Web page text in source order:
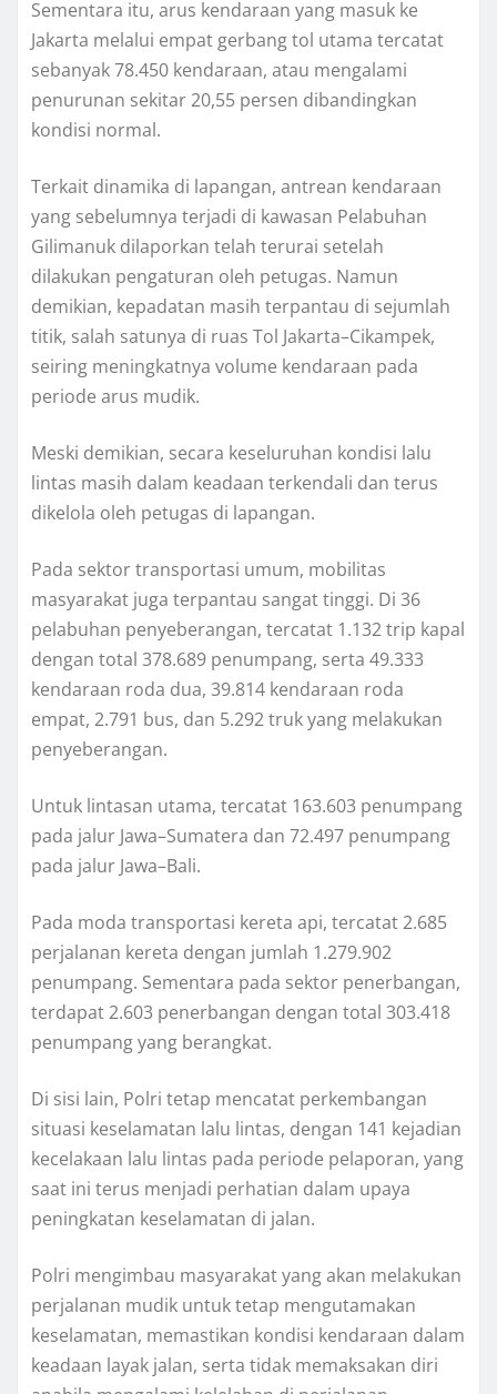
Sementara itu, arus kendaraan yang masuk ke
Jakarta melalui empat gerbang tol utama tercatat
sebanyak 78.450 kendaraan, atau mengalami
penurunan sekitar 20,55 persen dibandingkan
kondisi normal.
Terkait dinamika di lapangan, antrean kendaraan
yang sebelumnya terjadi di kawasan Pelabuhan
Gilimanuk dilaporkan telah terurai setelah
dilakukan pengaturan oleh petugas. Namun
demikian, kepadatan masih terpantau di sejumlah
titik, salah satunya di ruas Tol Jakarta–Cikampek,
seiring meningkatnya volume kendaraan pada
periode arus mudik.
Meski demikian, secara keseluruhan kondisi lalu
lintas masih dalam keadaan terkendali dan terus
dikelola oleh petugas di lapangan.
Pada sektor transportasi umum, mobilitas
masyarakat juga terpantau sangat tinggi. Di 36
pelabuhan penyeberangan, tercatat 1.132 trip kapal
dengan total 378.689 penumpang, serta 49.333
kendaraan roda dua, 39.814 kendaraan roda
empat, 2.791 bus, dan 5.292 truk yang melakukan
penyeberangan.
Untuk lintasan utama, tercatat 163.603 penumpang
pada jalur Jawa–Sumatera dan 72.497 penumpang
pada jalur Jawa–Bali.
Pada moda transportasi kereta api, tercatat 2.685
perjalanan kereta dengan jumlah 1.279.902
penumpang. Sementara pada sektor penerbangan,
terdapat 2.603 penerbangan dengan total 303.418
penumpang yang berangkat.
Di sisi lain, Polri tetap mencatat perkembangan
situasi keselamatan lalu lintas, dengan 141 kejadian
kecelakaan lalu lintas pada periode pelaporan, yang
saat ini terus menjadi perhatian dalam upaya
peningkatan keselamatan di jalan.
Polri mengimbau masyarakat yang akan melakukan
perjalanan mudik untuk tetap mengutamakan
keselamatan, memastikan kondisi kendaraan dalam
keadaan layak jalan, serta tidak memaksakan diri